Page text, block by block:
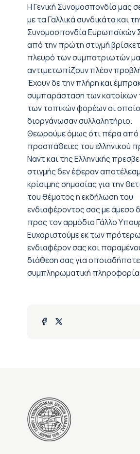
Η Γενική Συνομοσπονδία μας
με τα Γαλλικά συνδικάτα και
Συνομοσπονδία Ευρωπαϊκών
από την πρώτη στιγμή
πλευρό των συμπατριωτών
αντιμετωπίζουν πλέον
Έχουν δε την πλήρη και
συμπαράσταση των κατοίκων
των τοπικών φορέων οι
διοργάνωσαν συλλαλητήριο.
Θεωρούμε όμως ότι πέρα από
προσπάθειες του ελληνικού
Ναντ και της Ελληνικής
στιγμής δεν έφεραν
κρίσιμης σημασίας για την
του θέματος η εκδήλωση του
ενδιαφέροντος σας με άμεσο
προς τον αρμόδιο Γάλλο
Ευχαριστούμε εκ των
ενδιαφέρον σας και
διάθεση σας για οποιαδήποτε
συμπληρωματική